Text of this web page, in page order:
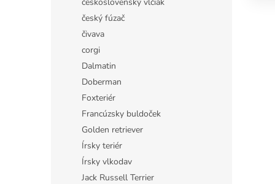
český fúzač
čivava
corgi
Dalmatin
Doberman
Foxteriér
Francúzsky buldoček
Golden retriever
Írsky teriér
Írsky vlkodav
Jack Russell Terrier